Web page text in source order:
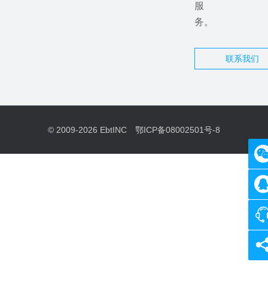
服
务。
联系我们
© 2009-2026 EbtINC 鄂ICP备08002501号-8